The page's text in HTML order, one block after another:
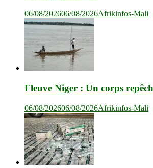
06/08/202606/08/2026Afrikinfos-Mali
Fleuve Niger : Un corps
06/08/202606/08/2026Afrikinfos-Mali